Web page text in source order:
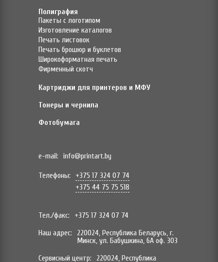
Полиграфия
Пакеты с логотипом
Изготовление каталогов
Печать листовок
Печать брошюр и буклетов
Широкоформатная печать
Фирменный скотч
Картриджи для принтеров и МФУ
Тонеры и чернила
Фотобумага
e-mail: info@printart.by
Телефоны:
+375 17 324 07 74
+375 44 75 75 518
Тел./факс:
+375 17 324 07 74
Наш адрес:
220024, Республика Беларусь, г.
Минск, ул. Бабушкина, 6А оф. 303
Сервисный центр:
220024, Республика